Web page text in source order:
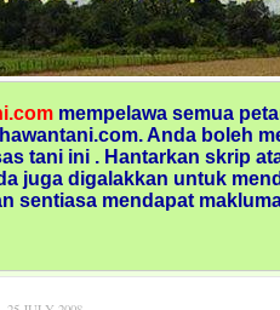
mempelawa semua
Anda boleh
tani ini . Hantarkan skrip
juga digalakkan untuk
sentiasa mendapat